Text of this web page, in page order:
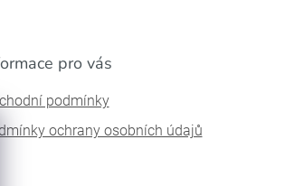
pro vás
podmínky
ochrany osobních údajů